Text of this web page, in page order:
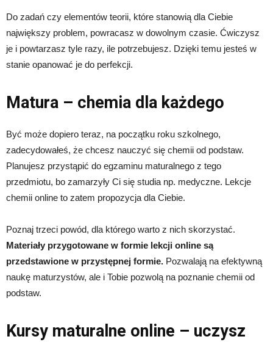
Do zadań czy elementów teorii, które stanowią dla Ciebie
największy problem, powracasz w dowolnym czasie. Ćwiczysz
je i powtarzasz tyle razy, ile potrzebujesz. Dzięki temu jesteś w
stanie opanować je do perfekcji.
Matura – chemia dla każdego
Być może dopiero teraz, na początku roku szkolnego,
zadecydowałeś, że chcesz nauczyć się chemii od podstaw.
Planujesz przystąpić do egzaminu maturalnego z tego
przedmiotu, bo zamarzyły Ci się studia np. medyczne. Lekcje
chemii online to zatem propozycja dla Ciebie.
Poznaj trzeci powód, dla którego warto z nich skorzystać.
Materiały przygotowane w formie lekcji online są
przedstawione w przystępnej formie. Pozwalają na efektywną
naukę maturzystów, ale i Tobie pozwolą na poznanie chemii od
podstaw.
Kursy maturalne online – uczysz